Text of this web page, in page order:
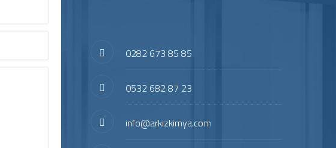
0282 673 85 85
0532 682 87 23
info@arkizkimya.com